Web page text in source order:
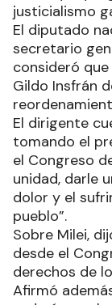
justicialismo
El diputado
secretario
consideró
Gildo Insfrán
El dirigente
tomando el
el Congreso
unidad, darle
dolor y el
pueblo”.
Sobre Milei,
desde el
derechos de
Afirmó